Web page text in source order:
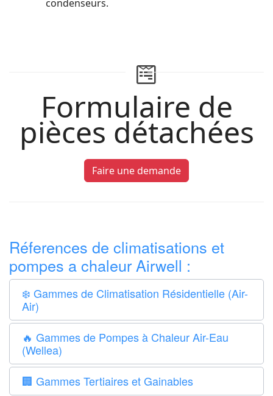
condenseurs.
Formulaire de
pièces détachées
Faire une demande
Réferences de climatisations et
pompes a chaleur Airwell :
❄️ Gammes de Climatisation Résidentielle (Air-
Air)
🔥 Gammes de Pompes à Chaleur Air-Eau
(Wellea)
🏢 Gammes Tertiaires et Gainables